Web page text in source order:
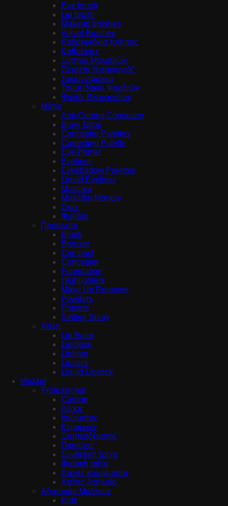
Eye brush
Lip brush
Makeup brushes
Velvet Brushes
Καθρεφτάκια τσάντας
Καθρέφτες
Ξύστρα Μολυβιών
Πετσέτα Ντεμακιγιάζ
Σφουγγαράκια
Τσιμπιδάκια Φρυδιών
Ψαλίδι Βλεφαρίδων
Μάτια
Anti-Cernes Concealer
Brow Tatoo
Concealer Palettes
Correcting Palette
Eye Primer
Eyeliner
Eyeshadow Palettes
Liquid Eyeliner
Mascara
Μολύβια Ματιών
Σκιές
Φρύδια
Πρόσωπο
Blush
Bronzer
Compact
Concealer
Foundation
Highlighters
Make Up Remover
Powders
Primers
Setting Spray
Χείλη
Lip Balm
Lipgloss
Lipliner
Lipstick
Liquid Lipstick
Μαλλιά
Professional
Carbon
Αέρος
Ισιώματος
Κεραμικές
Ξεμπερδέματος
Πιρούνες
Συνθετική τρίχα
Φυσική τρίχα
Χτένες κουρέματος
Χτένες λισουάρ
Αξεσουάρ Μαλλιών
Kids